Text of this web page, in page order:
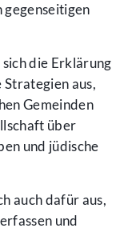
gegenseitigen
die Erklärung
aus,
Gemeinden
über
und jüdische
auch dafür aus,
und